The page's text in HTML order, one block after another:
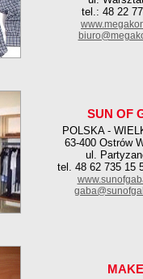
tel.: 48 22
SUN OF
POLSKA -
63-400 Ostrów
ul.
tel. 48 62 735 15